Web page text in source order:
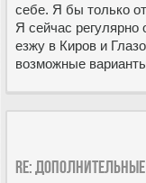
себе. Я бы только
Я сейчас
езжу в Киров и
возможные
Re: